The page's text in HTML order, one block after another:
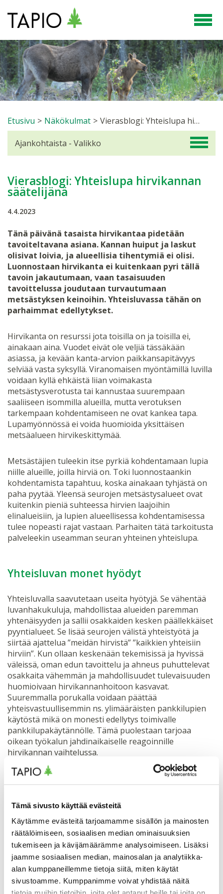
Tämä sivusto käyttää evästeitä
Käytämme evästeitä tarjoamamme sisällön ja mainosten
räätälöimiseen, sosiaalisen median ominaisuuksien
tukemiseen ja kävijämäärämme analysoimiseen. Lisäksi
jaamme sosiaalisen median, mainosalan ja analytiikka-
alan kumppaneillemme tietoja siitä, miten käytät
sivustoamme. Kumppanimme voivat yhdistää näitä
Etusivu > Näkökulmat > Vierasblogi: Yhteislupa hirvikannan säätelijänä
Vierasblogi: Yhteislupa hirvikannan
säätelijänä
4.4.2023
Tänä päivänä tasaista hirvikantaa pidetään
tavoiteltavana asiana. Kannan huiput ja laskut
olisivat loivia, ja alueellisia tihentymiä ei olisi.
Luonnostaan hirvikanta ei kuitenkaan pyri tällä
tavoin jakautumaan, vaan tasaisuuden
tavoittelussa joudutaan turvautumaan
metsästyksen keinoihin. Yhteisluvassa tähän on
parhaimmat edellytykset.
Hirvikanta on resurssi jota toisilla on ja toisilla ei,
ainakaan aina. Vuodet eivät ole veljiä tässäkään
asiassa, ja kevään kanta-arvion paikkansapitävyys
selviää vasta syksyllä. Viranomaisen myöntämillä luvilla
voidaan kyllä ehkäistä liian voimakasta
metsästysverotusta tai kannustaa suurempaan
saaliiseen isommilla alueilla, mutta verotuksen
tarkempaan kohdentamiseen ne ovat kankea tapa.
Lupamyönnössä ei voida huomioida yksittäisen
metsäalueen hirvikeskittymää.
Metsästäjien tuleekin itse pyrkiä kohdentamaan lupia
niille alueille, joilla hirviä on. Toki luonnostaankin
kohdentamista tapahtuu, koska ainakaan tyhjästä on
paha pyytää. Yleensä seurojen metsästysalueet ovat
kuitenkin pieniä suhteessa hirvien laajoihin
elinalueisiin, ja lupien alueellisessa kohdentamisessa
tulee nopeasti rajat vastaan. Parhaiten tätä tarkoitusta
palveleekin useamman seuran yhteinen yhteislupa.
Yhteisluvan monet hyödyt
Yhteisluvalla saavutetaan useita hyötyjä. Se vähentää
luvanhakukuluja, mahdollistaa alueiden paremman
yhtenäisyyden ja sallii osakkaiden kesken päällekkäiset
pyyntialueet. Se lisää seurojen välistä yhteistyötä ja
siirtää ajattelua ”meidän hirvistä” ”kaikkien yhteisiin
hirviin”. Kun ollaan keskenään tekemisissä ja hyvissä
väleissä, oman edun tavoittelu ja ahneus puhuttelevat
osakkaita vähemmän ja mahdollisuudet tulevaisuuden
huomioivaan hirvikannanhoitoon kasvavat.
Suuremmalla porukalla voidaan päättää
yhteisvastuullisemmin ns. ylimääräisten pankkilupien
käytöstä mikä on monesti edellytys toimivalle
pankkilupakäytännölle. Tämä puolestaan tarjoaa
oikean työkalun jahdinaikaiselle reagoinnille
hirvikannan vaihtelussa.
Suurin etu ja mahdollisuus lienee kuitenkin ei pinta-
tämä voi olla myös haastavin kohta yhteistyössä.
Vaikeudet ovat ilmeisiä siinä vaiheessa, kun jaetaan
niukkuutta. Jos hirvikanta on tavoitteiden alaosassa tai
jopa sen alapuolella, tullaan tilanteeseen, jossa
suunniteltu metsästys ei mahdollista välttämättä
jokaiselle omaa kaatolupaa. Se on tilanne, jota kaikki
porukat haluavat välttää, ja tätä voidaankin estää jo
ennakolta hirvilupien kohdentamisella.
Ajankohtaista - Valikko